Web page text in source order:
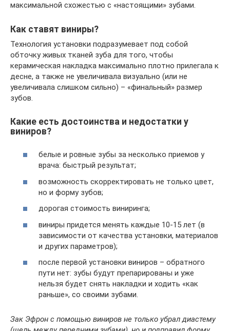
максимальной схожестью с «настоящими» зубами.
Как ставят виниры?
Технология установки подразумевает под собой
обточку живых тканей зуба для того, чтобы
керамическая накладка максимально плотно прилегала к
десне, а также не увеличивала визуально (или не
увеличивала слишком сильно) – «финальный» размер
зубов.
Какие есть достоинства и недостатки у
виниров?
белые и ровные зубы за несколько приемов у
врача: быстрый результат;
возможность скорректировать не только цвет,
но и форму зубов;
дорогая стоимость виниринга;
виниры придется менять каждые 10-15 лет (в
зависимости от качества установки, материалов
и других параметров);
после первой установки виниров – обратного
пути нет: зубы будут препарированы и уже
нельзя будет снять накладки и ходить «как
раньше», со своими зубами.
Зак Эфрон с помощью виниров не только убрал диастему